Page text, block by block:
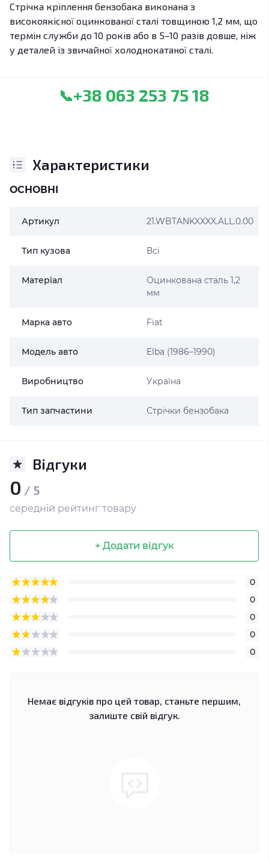
Стрічка кріплення бензобака виконана з
високоякісної оцинкованої сталі товщиною 1,2 мм, що
термін служби до 10 років або в 5–10 разів довше, ніж
у деталей із звичайної холоднокатаної сталі.
📞+38 063 253 75 18
Характеристики
ОСНОВНІ
Артикул 21.WBTANKXXXX.ALL.0.00
Тип кузова Всі
Матеріал
Оцинкована сталь 1,2
мм
Марка авто Fiat
Модель авто Elba (1986–1990)
Виробництво Україна
Тип запчастини Стрічки бензобака
Відгуки
0 / 5
середній рейтинг товару
+ Додати відгук
0
0
0
0
0
Немає відгуків про цей товар, станьте першим,
залиште свій відгук.